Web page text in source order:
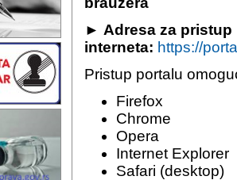
► Аdresa za pristup
interneta: https://
Pristup portalu
Firefox
Chrome
Opera
Internet Explorer
Safari (desktop)